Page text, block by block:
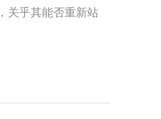
关乎其能否重新站